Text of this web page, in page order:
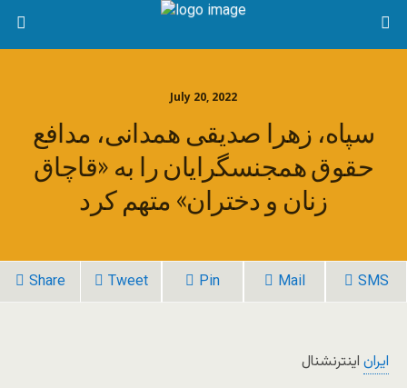
July 20, 2022
سپاه، زهرا صدیقی همدانی، مدافع
حقوق همجنسگرایان را به «قاچاق
زنان و دختران» متهم کرد
Share Tweet Pin Mail SMS
ایران اینترنشنال